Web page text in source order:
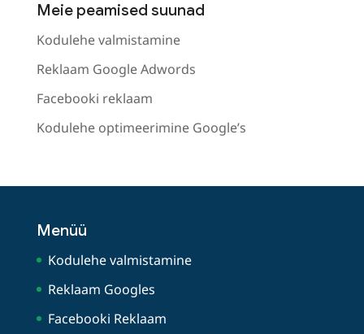
Meie peamised suunad
Kodulehe valmistamine
Reklaam Google Adwords
Facebooki reklaam
Kodulehe optimeerimine Google’s
Menüü
Kodulehe valmistamine
Reklaam Googles
Facebooki Reklaam